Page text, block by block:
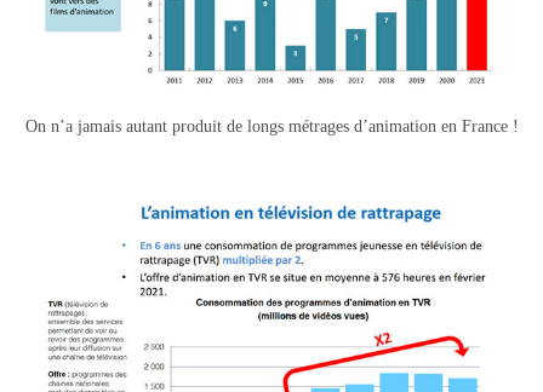
On n’a jamais autant produit de longs métrages d’animation en France !